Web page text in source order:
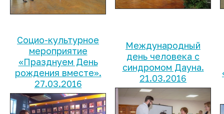
Социо-культурное
мероприятие
«Празднуем День
рождения вместе».
27.03.2016
Международный
день человека с
синдромом Дауна.
21.03.2016